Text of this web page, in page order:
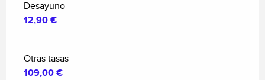
Desayuno
12,90 €
Otras tasas
109,00 €